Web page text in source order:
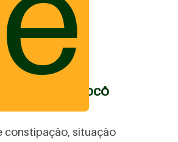
para fazer cocô
constipação, situação